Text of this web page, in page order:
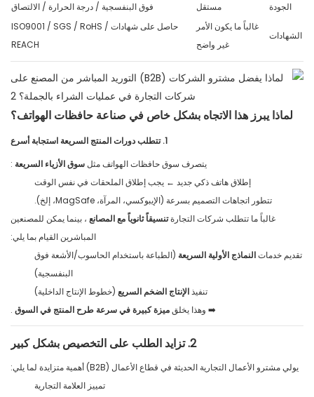
الجودة
مستقل
فوق البنفسجية / درجة الحرارة / الالتصاق
الشهادات
غالباً ما يكون الأمر
غير واضح
حاصل على شهادات ISO9001 / SGS / RoHS /
REACH
لماذا يبرز هذا الاتجاه بشكل خاص في صناعة حافظات الهواتف؟
1. تتطلب دورات المنتج السريعة استجابة أسرع
يتصرف سوق حافظات الهواتف مثلسوق الأزياء السريعة :
إطلاق هاتف ذكي جديد ← يجب إطلاق الملحقات في نفس الوقت
تتطور اتجاهات التصميم بسرعة (الإيبوكسي، المرآة، MagSafe، إلخ).
غالباً ما تتطلب شركات التجارةتنسيقاً ثانوياً مع المصانع ، بينما يمكن للمصنعين
المباشرين القيام بما يلي:
تقديم خدماتالنماذج الأولية السريعة (الطباعة باستخدام الحاسوب/الأشعة فوق
البنفسجية)
تنفيذالإنتاج الضخم السريع (خطوط الإنتاج الداخلية)
➡️ وهذا يخلقميزة كبيرة في سرعة طرح المنتج في السوق .
2. تزايد الطلب على التخصيص بشكل كبير
يولي مشترو الأعمال التجارية الحديثة في قطاع الأعمال (B2B) أهمية متزايدة لما يلي:
تمييز العلامة التجارية